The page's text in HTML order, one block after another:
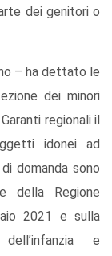
dei genitori o
– ha dettato le
dei minori
regionali il
idonei ad
domanda sono
della Regione
2021 e sulla
e